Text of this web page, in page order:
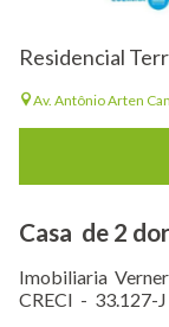
Residencial
Av. Antônio Arten
Casa de 2
Imobiliaria
CRECI - 33.127-J